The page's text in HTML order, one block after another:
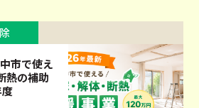
市で使え
熱の補助